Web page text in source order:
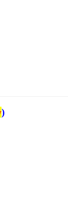
)